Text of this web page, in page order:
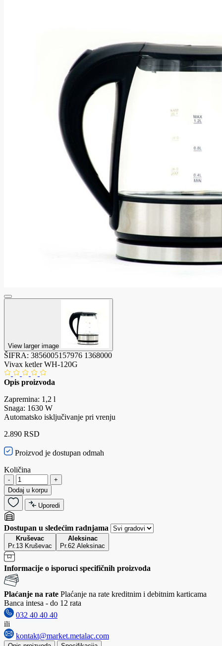
View larger image
ŠIFRA: 3856005157976 1368000
Vivax ketler WH-120G
Opis proizvoda
Zapremina: 1,2 l
Snaga: 1630 W
Automatsko isključivanje pri vrenju
2.890 RSD
Proizvod je dostupan odmah
Količina
-
+
Dodaj u korpu
Uporedi
Dostupan u sledećim radnjama
Kruševac
Pr.13 Kruševac
Aleksinac
Pr.62 Aleksinac
Informacije o isporuci specifičnih proizvoda
Plaćanje na rate Plaćanje na rate kreditnim i debitnim karticama
Banca intesa - do 12 rata
032 40 40 40
ili
kontakt@market.metalac.com